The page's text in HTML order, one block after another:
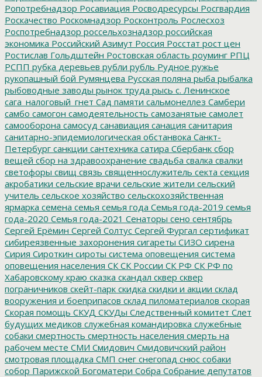
Ропотребнадзор Росавиация Росводресурсы Росгвардия
Роскачество Роскомнадзор Росконтроль Рослесхоз
Роспотребнадзор россельхознадзор российская
экономика Российский Азимут Россия Росстат рост цен
Ростислав Гольдштейн Ростовская область роуминг РПЦ
РСПП рубка деревьев рубли рубль Рудное ружье
рукопашный бой Румянцева Русская поляна рыба рыбалка
рыбоводные заводы рынок труда рысь с. Ленинское
сага_налоговый_гнет Сад памяти сальмонеллез Самбери
самбо самогон самодеятельность самозанятые самолет
самооборона самосуд санавиация санация санитария
санитарно-эпидемиологическая обстанвока Санкт-
Петербург санкции сантехника сатира Сбербанк сбор
вещей сбор на здравоохранение свадьба свалка свалки
светофоры свищ связь священнослужитель секта секция
акробатики сельские врачи сельские жители сельский
учитель сельское хозяйство сельскохозяйственная
ярмарка семена семья семья года Семья года-2019 семья
года-2020 Семья года-2021 Сенаторы сено сентябрь
Сергей Ерёмин Сергей Солтус Сергей Фургал сертификат
сибиреязвенные захоронения сигареты СИЗО сирена
Сирия Сироткин сироты система оповещения система
оповещения населения СК СК России СК РФ СК РФ по
Хабаровскому краю сказка скандал сквер сквер
пограничников скейт-парк скидка скидки и акции склад
вооружения и боеприпасов склад пиломатериалов скорая
Скорая помощь СКУД СКУДы Следственный комитет Слет
будущих медиков служебная командировка служебные
собаки смертность смертность населения смерть на
рабочем месте СМИ Смидович Смидовичский район
смотровая площадка СМП снег снегопад снюс собаки
собор Парижской Богоматери Собра Собрание депутатов